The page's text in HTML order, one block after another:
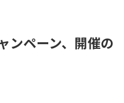
ンペーン、開催の